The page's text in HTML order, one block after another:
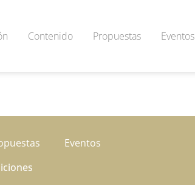
Contenido Propuestas Eventos
Eventos